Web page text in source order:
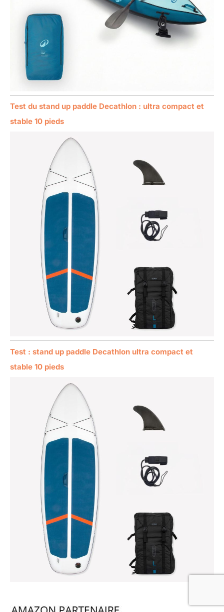
Test du stand up paddle Decathlon : ultra compact et
stable 10 pieds
Test : stand up paddle Decathlon ultra compact et
stable 10 pieds